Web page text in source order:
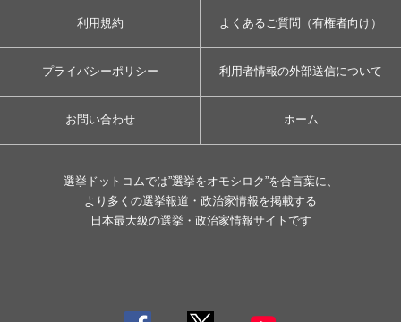
利用規約 よくあるご質問（有権者向け）
プライバシーポリシー 利用者情報の外部送信について
お問い合わせ ホーム
選挙ドットコムでは”選挙をオモシロク”を合言葉に、
より多くの選挙報道・政治家情報を掲載する
日本最大級の選挙・政治家情報サイトです